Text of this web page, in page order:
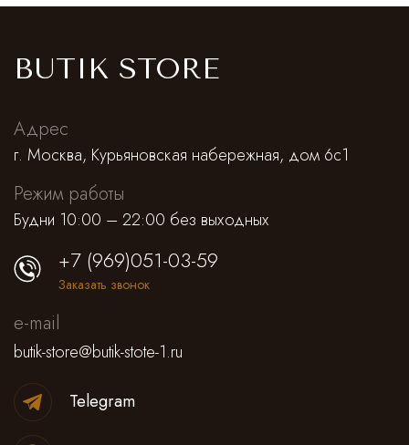
BUTIK STORE
Адрес
г. Москва, Курьяновская набережная, дом 6с1
Режим работы
Будни 10:00 – 22:00 без выходных
+7 (969)051-03-59
Заказать звонок
e-mail
butik-store@butik-stote-1.ru
Telegram